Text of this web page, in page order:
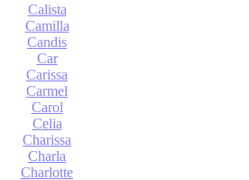
Calista
Camilla
Candis
Car
Carissa
Carmel
Carol
Celia
Charissa
Charla
Charlotte